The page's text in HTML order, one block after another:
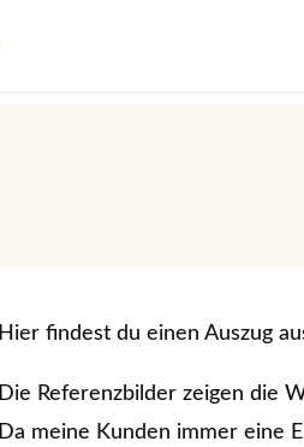
Hier findest du einen Auszug
Die Referenzbilder zeigen die
Da meine Kunden immer eine